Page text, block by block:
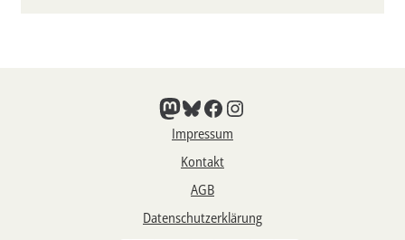
Mastodon
Bluesky
Facebook
Instagram
Impressum
Kontakt
AGB
Datenschutzerklärung